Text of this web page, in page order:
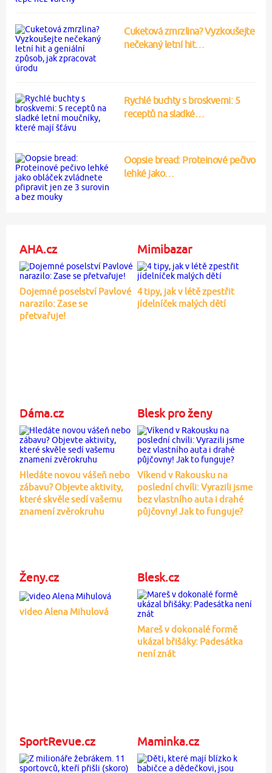
Cuketová zmrzlina? Vyzkoušejte
nečekaný letní hit…
Rychlé buchty s broskvemi: 5
receptů na sladké…
Oopsie bread: Proteinové pečivo
lehké jako…
AHA.cz
Dojemné poselství Pavlové
narazilo: Zase se
přetvařuje!
Mimibazar
4 tipy, jak v létě zpestřit
jídelníček malých dětí
Dáma.cz
Hledáte novou vášeň nebo
zábavu? Objevte aktivity,
které skvěle sedí vašemu
znamení zvěrokruhu
Blesk pro ženy
Víkend v Rakousku na
poslední chvíli: Vyrazili jsme
bez vlastního auta i drahé
půjčovny! Jak to funguje?
Ženy.cz
video Alena Mihulová
Blesk.cz
Mareš v dokonalé formě
ukázal břišáky: Padesátka
není znát
SportRevue.cz Maminka.cz